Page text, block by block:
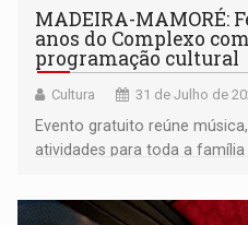
MADEIRA-MAMORÉ:
anos do Complexo
programação cultural
Cultura 31 de Julho de
Evento gratuito reúne
atividades para toda a